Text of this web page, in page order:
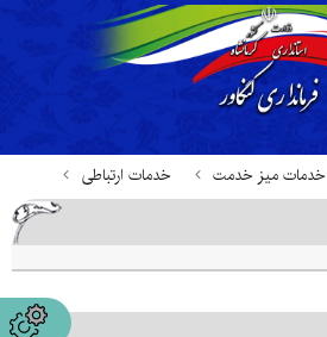
خدمات میز خدمت خدمات ارتباطی